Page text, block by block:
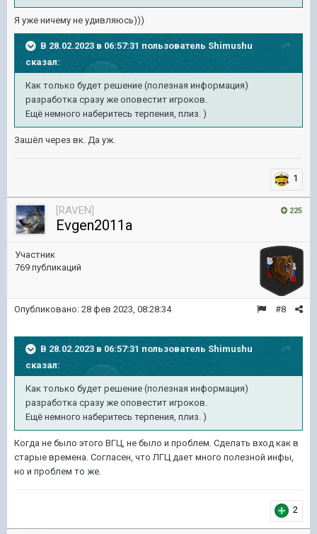
Я уже ничему не удивляюсь)))
В 28.02.2023 в 06:57:31 пользователь Shimushu
сказал:
Как только будет решение (полезная информация)
разработка сразу же оповестит игроков.
Ещё немного наберитесь терпения, плиз. )
Зашёл через вк. Да уж.
1
225
[RAVEN]
Evgen2011a
Участник
769 публикаций
#8
Опубликовано: 28 фев 2023, 08:28:34
В 28.02.2023 в 06:57:31 пользователь Shimushu
сказал:
Как только будет решение (полезная информация)
разработка сразу же оповестит игроков.
Ещё немного наберитесь терпения, плиз. )
Когда не было этого ВГЦ, не было и проблем. Сделать вход как в
старые времена. Согласен, что ЛГЦ дает много полезной инфы,
но и проблем то же.
2